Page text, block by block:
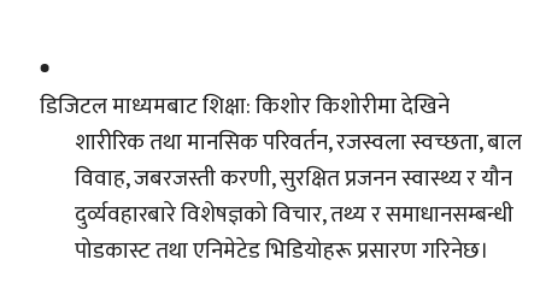
डिजिटल माध्यमबाट शिक्षा: किशोर किशोरीमा देखिने
शारीरिक तथा मानसिक परिवर्तन, रजस्वला स्वच्छता, बाल
विवाह, जबरजस्ती करणी, सुरक्षित प्रजनन स्वास्थ्य र यौन
दुर्व्यवहारबारे विशेषज्ञको विचार, तथ्य र समाधानसम्बन्धी
पोडकास्ट तथा एनिमेटेड भिडियोहरू प्रसारण गरिनेछ।